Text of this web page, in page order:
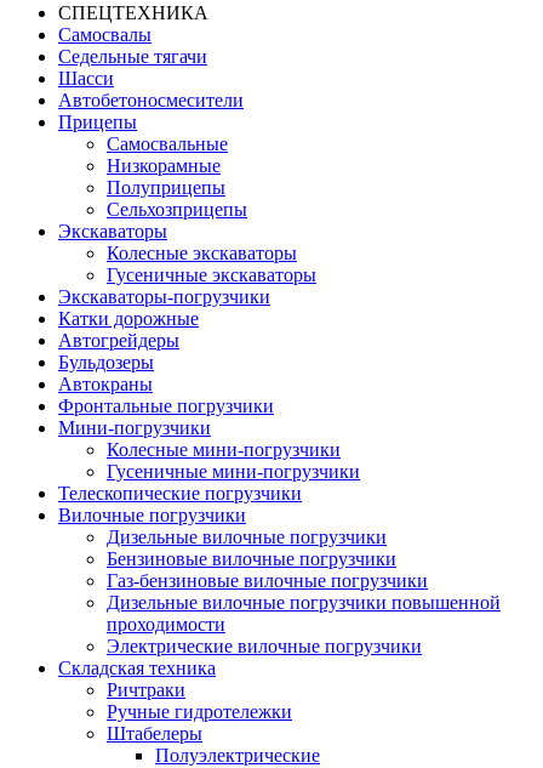
СПЕЦТЕХНИКА
Самосвалы
Седельные тягачи
Шасси
Автобетоно­смесители
Прицепы
Самосвальные
Низкорамные
Полуприцепы
Сельхозприцепы
Экскаваторы
Колесные экскаваторы
Гусеничные экскаваторы
Экскаваторы-погрузчики
Катки дорожные
Автогрейдеры
Бульдозеры
Автокраны
Фронтальные погрузчики
Мини-погрузчики
Колесные мини-погрузчики
Гусеничные мини-погрузчики
Телескопические погрузчики
Вилочные погрузчики
Дизельные вилочные погрузчики
Бензиновые вилочные погрузчики
Газ-бензиновые вилочные погрузчики
Дизельные вилочные погрузчики повышенной
проходимости
Электрические вилочные погрузчики
Складская техника
Ричтраки
Ручные гидротележки
Штабелеры
Полуэлектрические